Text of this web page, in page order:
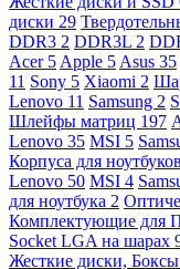
диски 29
DDR3 2 DDR3L 2
Acer 5 Apple 5 Asus 35
11 Sony 5 Xiaomi 2
Lenovo 11 Samsung 2
Шлейфы матриц 197
Lenovo 35 MSI 5
Корпуса для ноутбуков
Lenovo 50 MSI 4
для ноутбука 2
Комплектующие для
Socket LGA на шарах
Жесткие диски, Боксы